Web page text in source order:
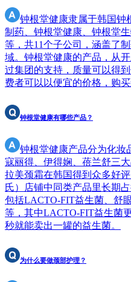
钟根堂健康隶属于韩国钟
制药、钟根堂健康、钟根堂
等，共11个子公司，涵盖了
域。钟根堂健康的产品，从
过集团的支持，质量可以得
费者可以以便宜的价格，购买
钟根堂健康有哪些产品？
钟根堂健康产品分为化妆
寇丽得、伊得娴、蓓兰舒三
拉美颈霜在韩国得到众多好
氏）店铺中同类产品里长期
包括LACTO-FIT益生菌、舒
等，其中LACTO-FIT益生菌
秒就能卖出一罐的益生菌。
为什么要做颈部护理？